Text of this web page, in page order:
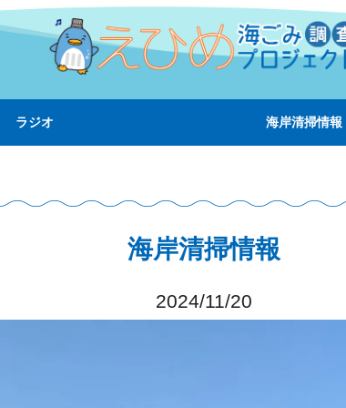
ラジオ 海岸清掃情報
海岸清掃情報
2024/11/20